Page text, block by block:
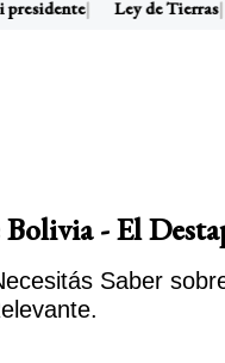
Ley de Tierras
- El
Saber